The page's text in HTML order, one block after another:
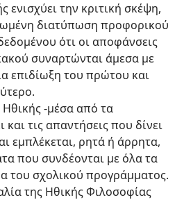
ενισχύει την κριτική σκέψη,
διατύπωση προφορικού
ότι οι αποφάνσεις
συναρτώνται άμεσα με
επιδίωξη του πρώτου και
-μέσα από τα
τις απαντήσεις που δίνει
εμπλέκεται, ρητά ή άρρητα,
που συνδέονται με όλα τα
του σχολικού προγράμματος.
της Ηθικής Φιλοσοφίας